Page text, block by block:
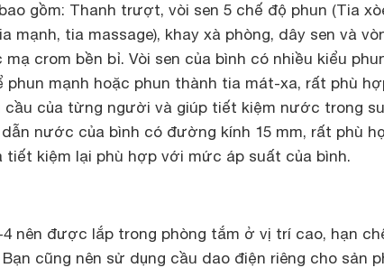
gồm: Thanh trượt, vòi sen 5 chế độ phun (Tia
mạnh, tia massage), khay xà phòng, dây sen và
crom bền bỉ. Vòi sen của bình có nhiều kiểu
mạnh hoặc phun thành tia mát-xa, rất phù
cầu của từng người và giúp tiết kiệm nước trong
nước của bình có đường kính 15 mm, rất phù
tiết kiệm lại phù hợp với mức áp suất của bình.
4 nên được lắp trong phòng tắm ở vị trí cao, hạn
cũng nên sử dụng cầu dao điện riêng cho sản